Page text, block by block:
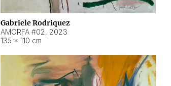
Gabriele Rodriquez
AMORFA #02, 2023
135 × 110 cm